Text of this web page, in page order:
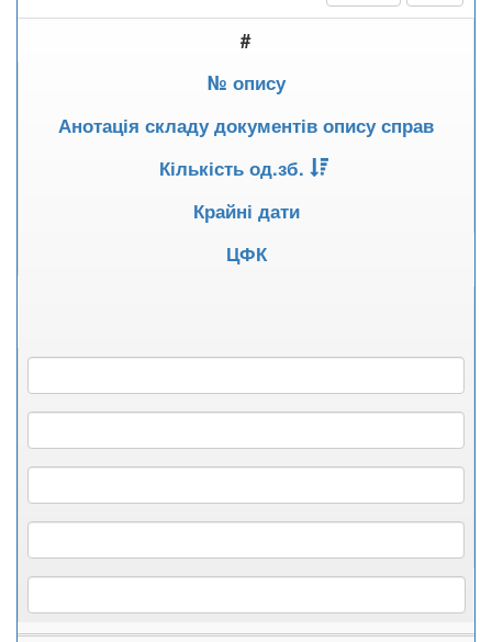
#
№ опису
Анотація складу документів опису справ
Кількість од.зб.
Крайні дати
ЦФК